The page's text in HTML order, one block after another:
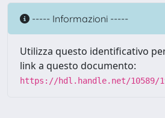
----- Informazioni -----
Utilizza questo identificativo
link a questo documento:
https://hdl.handle.net/10589/